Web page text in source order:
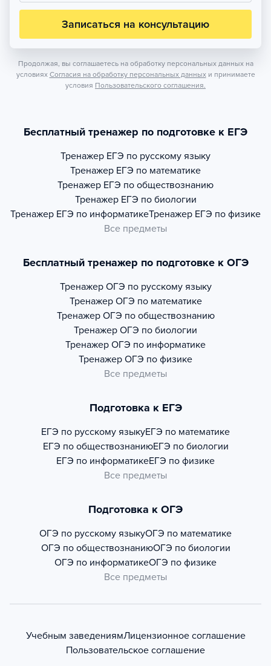
Записаться на консультацию
Продолжая, вы соглашаетесь на обработку персональных данных на
условиях Согласия на обработку персональных данных и принимаете
условия Пользовательского соглашения.
Бесплатный тренажер по подготовке к ЕГЭ
Тренажер ЕГЭ по русскому языку
Тренажер ЕГЭ по математике
Тренажер ЕГЭ по обществознанию
Тренажер ЕГЭ по биологии
Тренажер ЕГЭ по информатикеТренажер ЕГЭ по физике
Все предметы
Бесплатный тренажер по подготовке к ОГЭ
Тренажер ОГЭ по русскому языку
Тренажер ОГЭ по математике
Тренажер ОГЭ по обществознанию
Тренажер ОГЭ по биологии
Тренажер ОГЭ по информатике
Тренажер ОГЭ по физике
Все предметы
Подготовка к ЕГЭ
ЕГЭ по русскому языкуЕГЭ по математике
ЕГЭ по обществознаниюЕГЭ по биологии
ЕГЭ по информатикеЕГЭ по физике
Все предметы
Подготовка к ОГЭ
ОГЭ по русскому языкуОГЭ по математике
ОГЭ по обществознаниюОГЭ по биологии
ОГЭ по информатикеОГЭ по физике
Все предметы
Учебным заведениямЛицензионное соглашение
Пользовательское соглашение